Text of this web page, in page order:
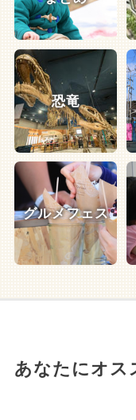
恐竜
グルメフェス
あなたにオス